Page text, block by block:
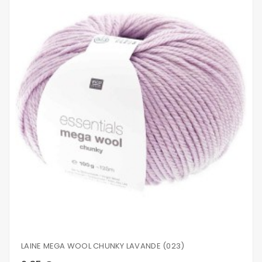
LAINE MEGA WOOL CHUNKY LAVANDE (023)